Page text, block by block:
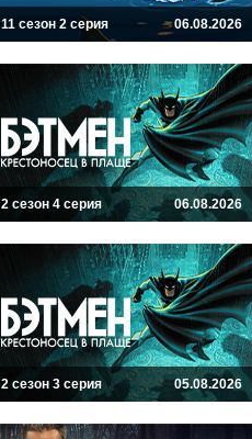
11 сезон 2 серия 06.08.2026
2 сезон 4 серия 06.08.2026
2 сезон 3 серия 05.08.2026